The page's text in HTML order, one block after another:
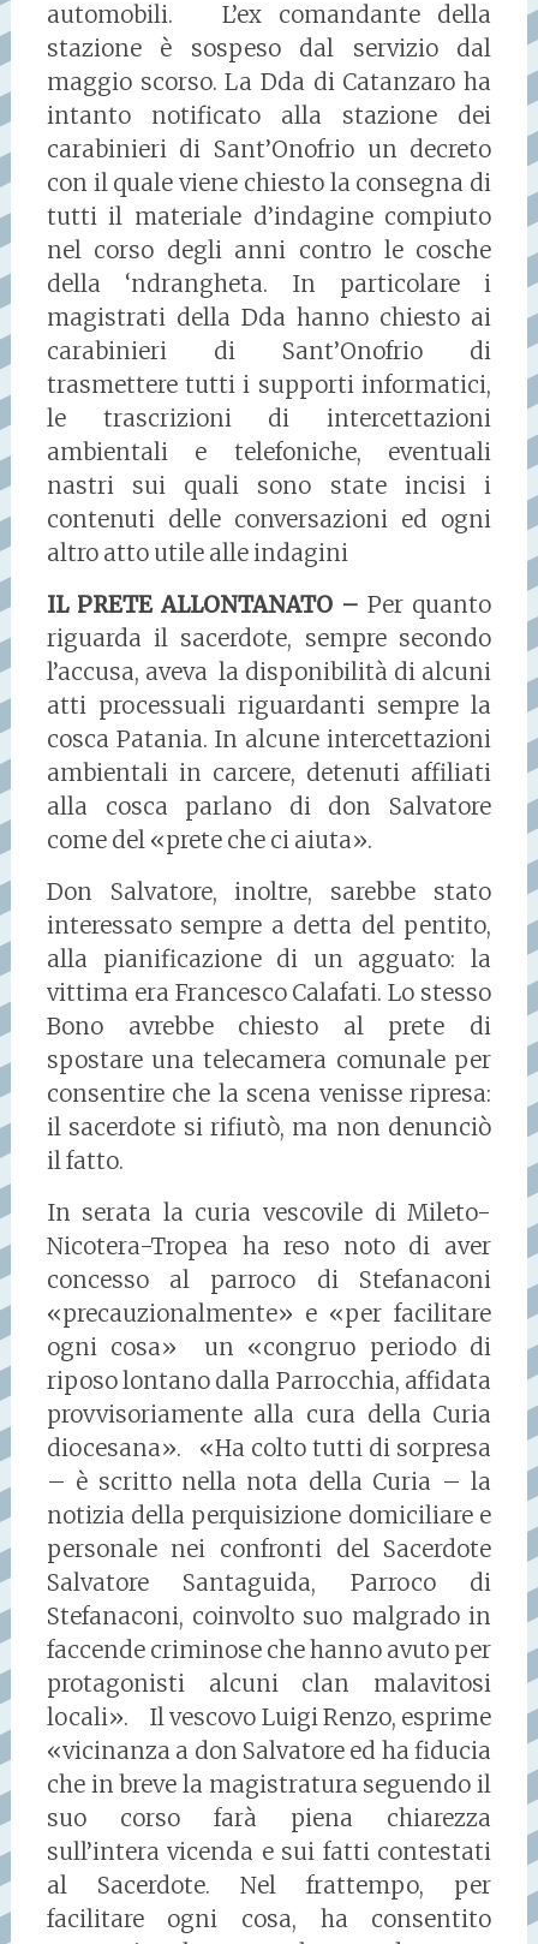
automobili. L’ex comandante della
stazione è sospeso dal servizio dal
maggio scorso. La Dda di Catanzaro ha
intanto notificato alla stazione dei
carabinieri di Sant’Onofrio un decreto
con il quale viene chiesto la consegna di
tutti il materiale d’indagine compiuto
nel corso degli anni contro le cosche
della ‘ndrangheta. In particolare i
magistrati della Dda hanno chiesto ai
carabinieri di Sant’Onofrio di
trasmettere tutti i supporti informatici,
le trascrizioni di intercettazioni
ambientali e telefoniche, eventuali
nastri sui quali sono state incisi i
contenuti delle conversazioni ed ogni
altro atto utile alle indagini
IL PRETE ALLONTANATO –Per quanto
riguarda il sacerdote, sempre secondo
l’accusa, aveva la disponibilità di alcuni
atti processuali riguardanti sempre la
cosca Patania. In alcune intercettazioni
ambientali in carcere, detenuti affiliati
alla cosca parlano di don Salvatore
come del «prete che ci aiuta».
Don Salvatore, inoltre, sarebbe stato
interessato sempre a detta del pentito,
alla pianificazione di un agguato: la
vittima era Francesco Calafati. Lo stesso
Bono avrebbe chiesto al prete di
spostare una telecamera comunale per
consentire che la scena venisse ripresa:
il sacerdote si rifiutò, ma non denunciò
il fatto.
In serata la curia vescovile di Mileto-
Nicotera-Tropea ha reso noto di aver
concesso al parroco di Stefanaconi
«precauzionalmente» e «per facilitare
ogni cosa» un «congruo periodo di
riposo lontano dalla Parrocchia, affidata
provvisoriamente alla cura della Curia
diocesana». «Ha colto tutti di sorpresa
– è scritto nella nota della Curia – la
notizia della perquisizione domiciliare e
personale nei confronti del Sacerdote
Salvatore Santaguida, Parroco di
Stefanaconi, coinvolto suo malgrado in
faccende criminose che hanno avuto per
protagonisti alcuni clan malavitosi
locali». Il vescovo Luigi Renzo, esprime
«vicinanza a don Salvatore ed ha fiducia
che in breve la magistratura seguendo il
suo corso farà piena chiarezza
sull’intera vicenda e sui fatti contestati
al Sacerdote. Nel frattempo, per
facilitare ogni cosa, ha consentito